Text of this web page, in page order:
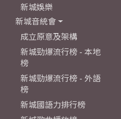
新城娛樂
新城音統會
成立原意及架構
新城勁爆流行榜 - 本地
榜
新城勁爆流行榜 - 外語
榜
新城國語力排行榜